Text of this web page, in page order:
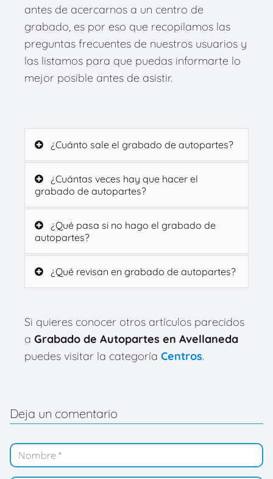
antes de acercarnos a un centro de
grabado, es por eso que recopilamos las
preguntas frecuentes de nuestros usuarios y
las listamos para que puedas informarte lo
mejor posible antes de asistir.
¿Cuánto sale el grabado de autopartes?
¿Cuántas veces hay que hacer el
grabado de autopartes?
¿Qué pasa si no hago el grabado de
autopartes?
¿Qué revisan en grabado de autopartes?
Si quieres conocer otros artículos parecidos
a Grabado de Autopartes en Avellaneda
puedes visitar la categoría Centros.
Deja un comentario